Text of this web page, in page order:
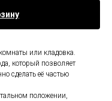
или кладовка.
который позволяет
сделать её частью
положении,